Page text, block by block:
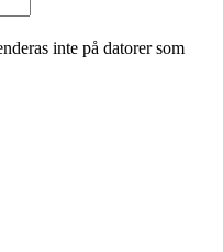
inte på datorer som